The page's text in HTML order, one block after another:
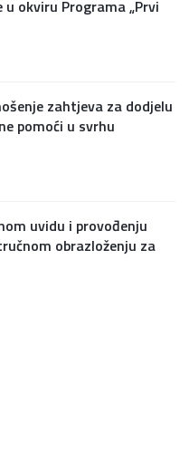
okviru Programa „Prvi
zahtjeva za dodjelu
pomoći u svrhu
uvidu i provođenju
obrazloženju za